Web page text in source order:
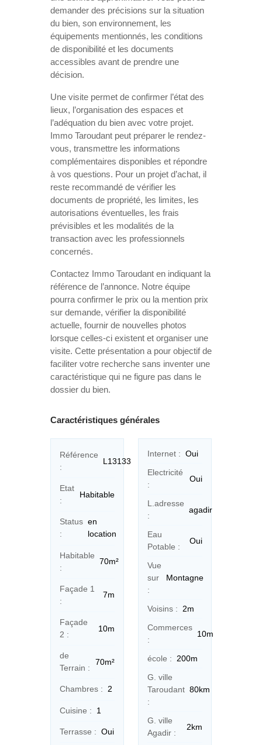
demander des précisions sur la situation
du bien, son environnement, les
équipements mentionnés, les conditions
de disponibilité et les documents
accessibles avant de prendre une
décision.
Une visite permet de confirmer l’état des
lieux, l’organisation des espaces et
l’adéquation du bien avec votre projet.
Immo Taroudant peut préparer le rendez-
vous, transmettre les informations
complémentaires disponibles et répondre
à vos questions. Pour un projet d’achat, il
reste recommandé de vérifier les
documents de propriété, les limites, les
autorisations éventuelles, les frais
prévisibles et les modalités de la
transaction avec les professionnels
concernés.
Contactez Immo Taroudant en indiquant la
référence de l’annonce. Notre équipe
pourra confirmer le prix ou la mention prix
sur demande, vérifier la disponibilité
actuelle, fournir de nouvelles photos
lorsque celles-ci existent et organiser une
visite. Cette présentation a pour objectif de
faciliter votre recherche sans inventer une
caractéristique qui ne figure pas dans le
dossier du bien.
Caractéristiques générales
Référence
:
L13133
Etat
:
Habitable
Status
:
en
location
Habitable
:
70m²
Façade 1
:
7m
Façade
2 :
10m
de
Terrain :
70m²
Chambres : 2
Cuisine : 1
Terrasse : Oui
Internet : Oui
Electricité
:
Oui
L.adresse
:
agadir
Eau
Potable :
Oui
Vue
sur
:
Montagne
Voisins :
2m
Commerces
:
10m
école :
200m
G. ville
Taroudant
:
80km
G. ville
Agadir :
2km